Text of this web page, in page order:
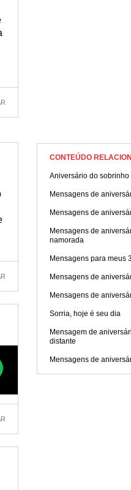
CONTEÚDO
Aniversário do sobrinho
Mensagens de
Mensagens de
Mensagens de
namorada
Mensagens para meus
Mensagens de
Mensagens de
Sorria, hoje é seu dia
Mensagem de
distante
Mensagens de